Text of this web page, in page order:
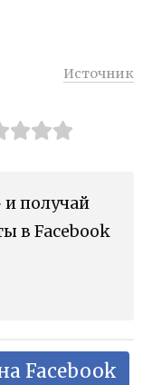
Источник
получай
в Facebook
Facebook